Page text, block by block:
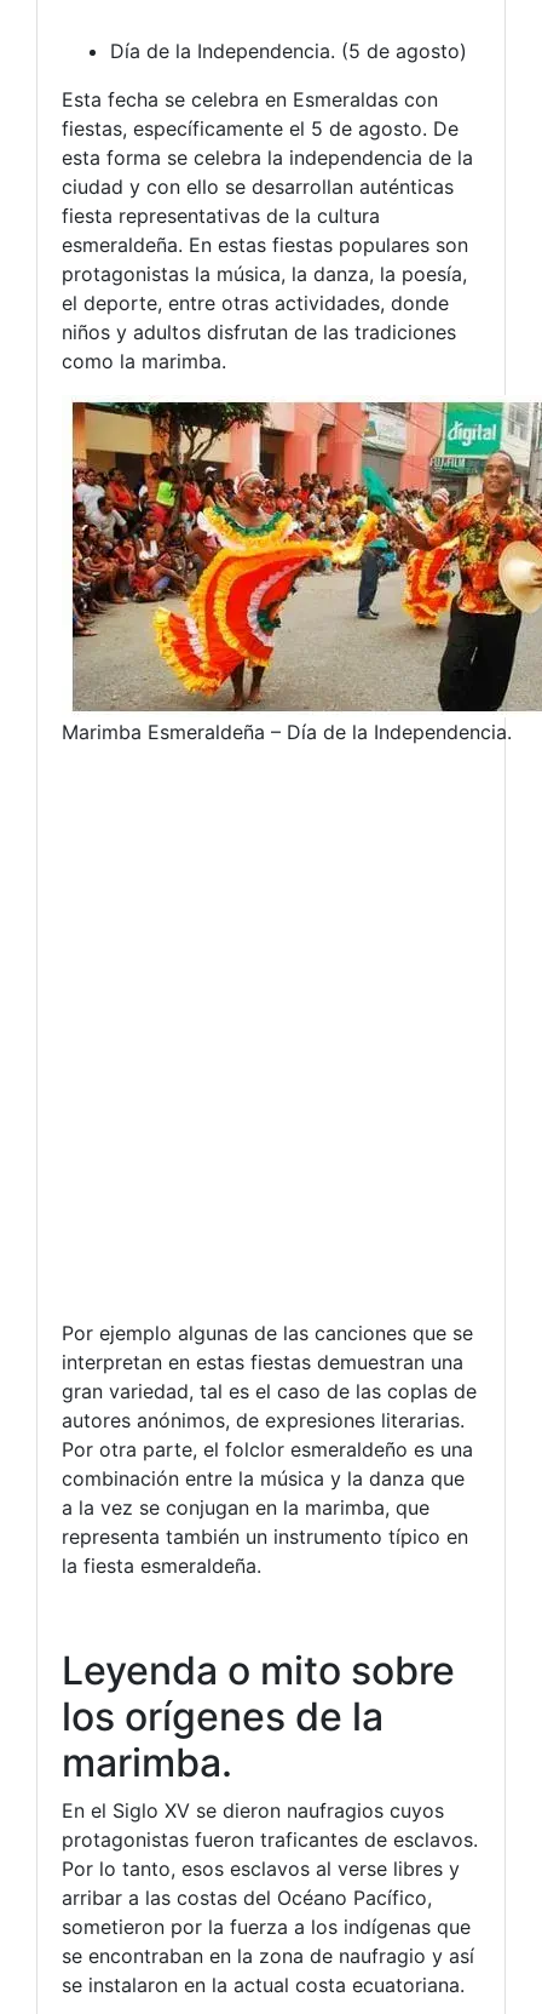
Día de la Independencia. (5 de agosto)
Esta fecha se celebra en Esmeraldas con
fiestas, específicamente el 5 de agosto. De
esta forma se celebra la independencia de la
ciudad y con ello se desarrollan auténticas
fiesta representativas de la cultura
esmeraldeña. En estas fiestas populares son
protagonistas la música, la danza, la poesía,
el deporte, entre otras actividades, donde
niños y adultos disfrutan de las tradiciones
como la marimba.
Marimba Esmeraldeña – Día de la Independencia.
Por ejemplo algunas de las canciones que se
interpretan en estas fiestas demuestran una
gran variedad, tal es el caso de las coplas de
autores anónimos, de expresiones literarias.
Por otra parte, el folclor esmeraldeño es una
combinación entre la música y la danza que
a la vez se conjugan en la marimba, que
representa también un instrumento típico en
la fiesta esmeraldeña.
Leyenda o mito sobre
los orígenes de la
marimba.
En el Siglo XV se dieron naufragios cuyos
protagonistas fueron traficantes de esclavos.
Por lo tanto, esos esclavos al verse libres y
arribar a las costas del Océano Pacífico,
sometieron por la fuerza a los indígenas que
se encontraban en la zona de naufragio y así
se instalaron en la actual costa ecuatoriana.